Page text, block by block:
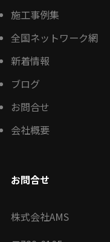
施工事例集
全国ネットワーク網
新着情報
ブログ
お問合せ
会社概要
お問合せ
株式会社AMS